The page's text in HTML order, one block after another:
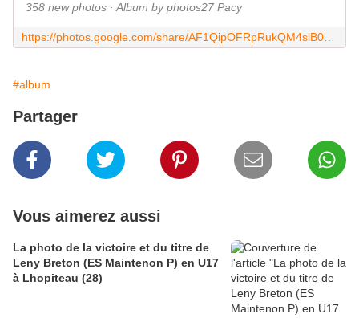
358 new photos · Album by photos27 Pacy
#album
Partager
Vous aimerez aussi
La photo de la victoire et du titre de
Leny Breton (ES Maintenon P) en U17
à Lhopiteau (28)